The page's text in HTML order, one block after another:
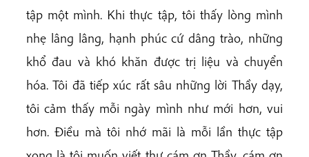
tập một mình. Khi thực tập, tôi thấy lòng mình
nhẹ lâng lâng, hạnh phúc cứ dâng trào, những
khổ đau và khó khăn được trị liệu và chuyển
hóa. Tôi đã tiếp xúc rất sâu những lời Thầy dạy,
tôi cảm thấy mỗi ngày mình như mới hơn, vui
hơn. Điều mà tôi nhớ mãi là mỗi lần thực tập